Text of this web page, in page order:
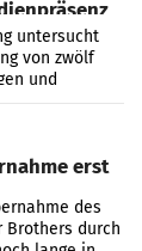
untersucht
von zwölf
und
und
erst
des
Brothers durch